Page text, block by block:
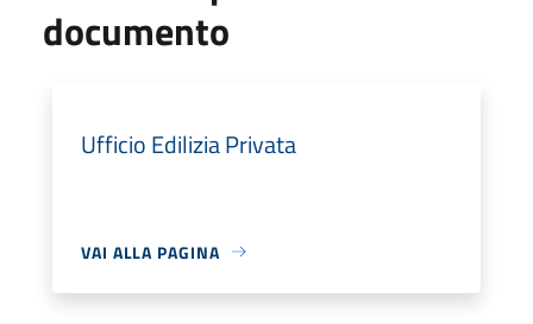
documento
Ufficio Edilizia Privata
VAI ALLA PAGINA